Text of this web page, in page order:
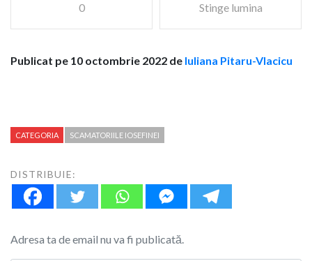
0 Stinge lumina
Publicat pe 10 octombrie 2022 de Iuliana Pitaru-Vlacicu
CATEGORIA SCAMATORIILE IOSEFINEI
DISTRIBUIE:
Adresa ta de email nu va fi publicată.